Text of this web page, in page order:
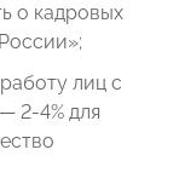
о кадровых
лиц с
2-4% для